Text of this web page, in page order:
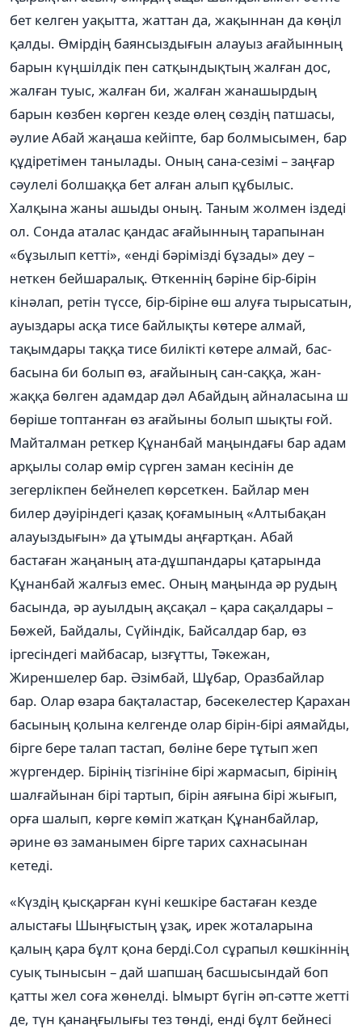
бет келген уақытта, жаттан да, жақыннан да көңіл
қалды. Өмірдің баянсыздығын алауыз ағайынның
барын күңшілдік пен сатқындықтың жалған дос,
жалған туыс, жалған би, жалған жанашырдың
барын көзбен көрген кезде өлең сөздің патшасы,
әулие Абай жаңаша кейіпте, бар болмысымен, бар
құдіретімен танылады. Оның сана-сезімі – заңғар
сәулелі болшаққа бет алған алып құбылыс.
Халқына жаны ашыды оның. Таным жолмен іздеді
ол. Сонда аталас қандас ағайынның тарапынан
«бұзылып кетті», «енді бәрімізді бұзады» деу –
неткен бейшаралық. Өткеннің бәріне бір-бірін
кінәлап, ретін түссе, бір-біріне өш алуға тырысатын,
ауыздары асқа тисе байлықты көтере алмай,
тақымдары таққа тисе билікті көтере алмай, бас-
басына би болып өз, ағайының сан-саққа, жан-
жаққа бөлген адамдар дәл Абайдың айналасына ш
бөріше топтанған өз ағайыны болып шықты ғой.
Майталман реткер Құнанбай маңындағы бар адам
арқылы солар өмір сүрген заман кесінін де
зегерлікпен бейнелеп көрсеткен. Байлар мен
билер дәуіріндегі қазақ қоғамының «Алтыбақан
алауыздығын» да ұтымды аңғартқан. Абай
бастаған жаңаның ата-дұшпандары қатарында
Құнанбай жалғыз емес. Оның маңында әр рудың
басында, әр ауылдың ақсақал – қара сақалдары –
Бөжей, Байдалы, Сүйіндік, Байсалдар бар, өз
іргесіндегі майбасар, ызғұтты, Тәкежан,
Жиреншелер бар. Әзімбай, Шұбар, Оразбайлар
бар. Олар өзара бақталастар, бәсекелестер Қарахан
басының қолына келгенде олар бірін-бірі аямайды,
бірге бере талап тастап, бөліне бере тұтып жеп
жүргендер. Бірінің тізгініне бірі жармасып, бірінің
шалғайынан бірі тартып, бірін аяғына бірі жығып,
орға шалып, көрге көміп жатқан Құнанбайлар,
әрине өз заманымен бірге тарих сахнасынан
кетеді.
«Күздің қысқарған күні кешкіре бастаған кезде
алыстағы Шыңғыстың ұзақ, ирек жоталарына
қалың қара бұлт қона берді.Сол сұрапыл көшкіннің
суық тынысын – дай шапшаң басшысындай боп
қатты жел соға жөнелді. Ымырт бүгін әп-сәтте жетті
де, түн қанаңғылығы тез төнді, енді бұлт бейнесі